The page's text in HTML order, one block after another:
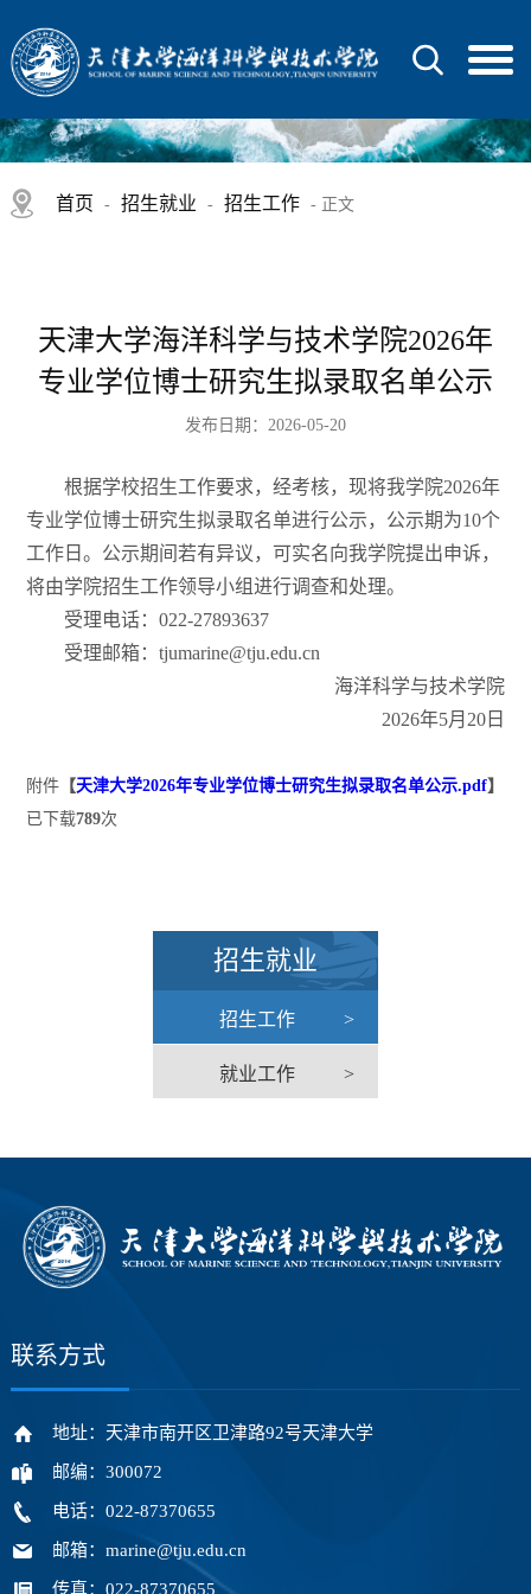
首页 - 招生就业 - 招生工作 - 正文
天津大学海洋科学与技术学院2026年
专业学位博士研究生拟录取名单公示
发布日期：2026-05-20
根据学校招生工作要求，经考核，现将我学院2026年
专业学位博士研究生拟录取名单进行公示，公示期为10个
工作日。公示期间若有异议，可实名向我学院提出申诉，
将由学院招生工作领导小组进行调查和处理。
受理电话：022-27893637
受理邮箱：tjumarine@tju.edu.cn
海洋科学与技术学院
2026年5月20日
附件【天津大学2026年专业学位博士研究生拟录取名单公示.pdf】
已下载789次
招生就业
招生工作 >
就业工作 >
联系方式
地址：天津市南开区卫津路92号天津大学
邮编：300072
电话：022-87370655
邮箱：marine@tju.edu.cn
传真：022-87370655